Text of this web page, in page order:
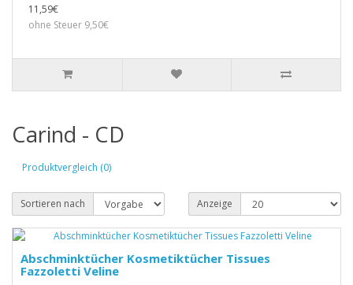
11,59€
ohne Steuer 9,50€
Carind - CD
Produktvergleich (0)
Sortieren nach Anzeige
Abschminktücher Kosmetiktücher Tissues
Fazzoletti Veline